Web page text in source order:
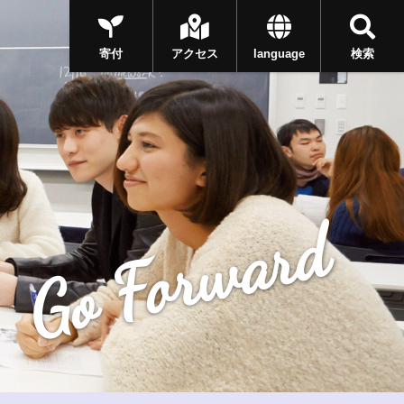
検索
language
アクセス
寄付
Go Forward